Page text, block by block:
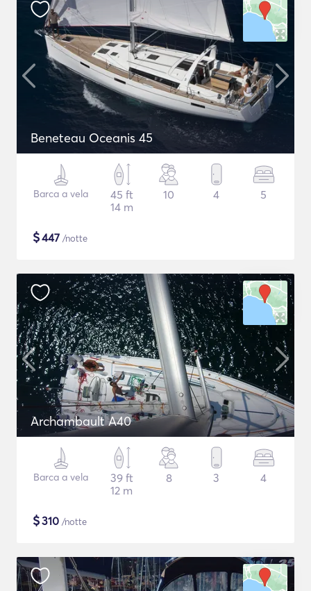
Beneteau Oceanis 45
Barca a vela
45 ft
14 m
10 4 5
$447 /notte
Archambault A40
Barca a vela
39 ft
12 m
8 3 4
$310 /notte